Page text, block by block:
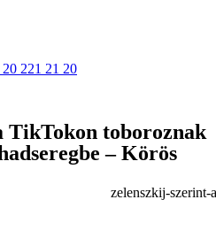
221 21 20
TikTokon toboroznak
– Körös